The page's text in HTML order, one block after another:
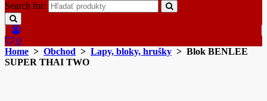
Search for:
0
Home > Obchod > Lapy, bloky, hrušky > Blok BENLEE
SUPER THAI TWO